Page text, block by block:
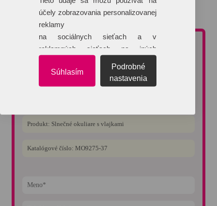
Viac o technológiách potlače >>
NEZÁVÄZNÁ CENOVÁ PONUKA
Potrebujete poradiť pri výbere reklamného predmetu alebo
typu potlače?
účely zobrazovania personalizovanej
reklamy
na sociálnych sieťach a v
reklamných sieťach na iných
Súhlasím
Podrobné
nastavenia